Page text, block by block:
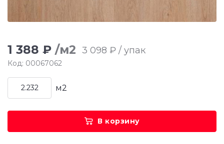
1 388 ₽ /м2 3 098 ₽ / упак
Код: 00067062
м2
В корзину